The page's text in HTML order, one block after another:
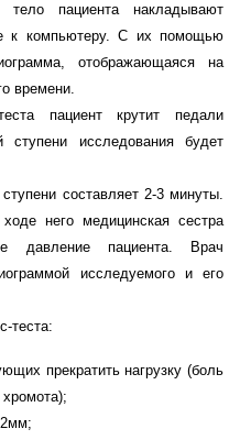
пациента накладывают
к компьютеру. С их помощью
грамма, отображающаяся на
времени.
пациент крутит педали
ступени исследования будет
составляет 2-3 минуты.
него медицинская сестра
давление пациента. Врач
иссле­дуемого и его
теста:
прекратить нагрузку (боль